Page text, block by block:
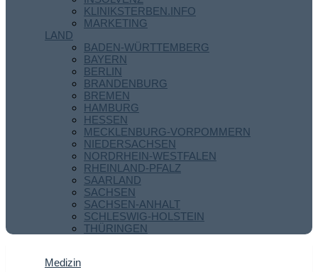
KLINIKSTERBEN.INFO
MARKETING
LAND
BADEN-WÜRTTEMBERG
BAYERN
BERLIN
BRANDENBURG
BREMEN
HAMBURG
HESSEN
MECKLENBURG-VORPOMMERN
NIEDERSACHSEN
NORDRHEIN-WESTFALEN
RHEINLAND-PFALZ
SAARLAND
SACHSEN
SACHSEN-ANHALT
SCHLESWIG-HOLSTEIN
THÜRINGEN
Medizin